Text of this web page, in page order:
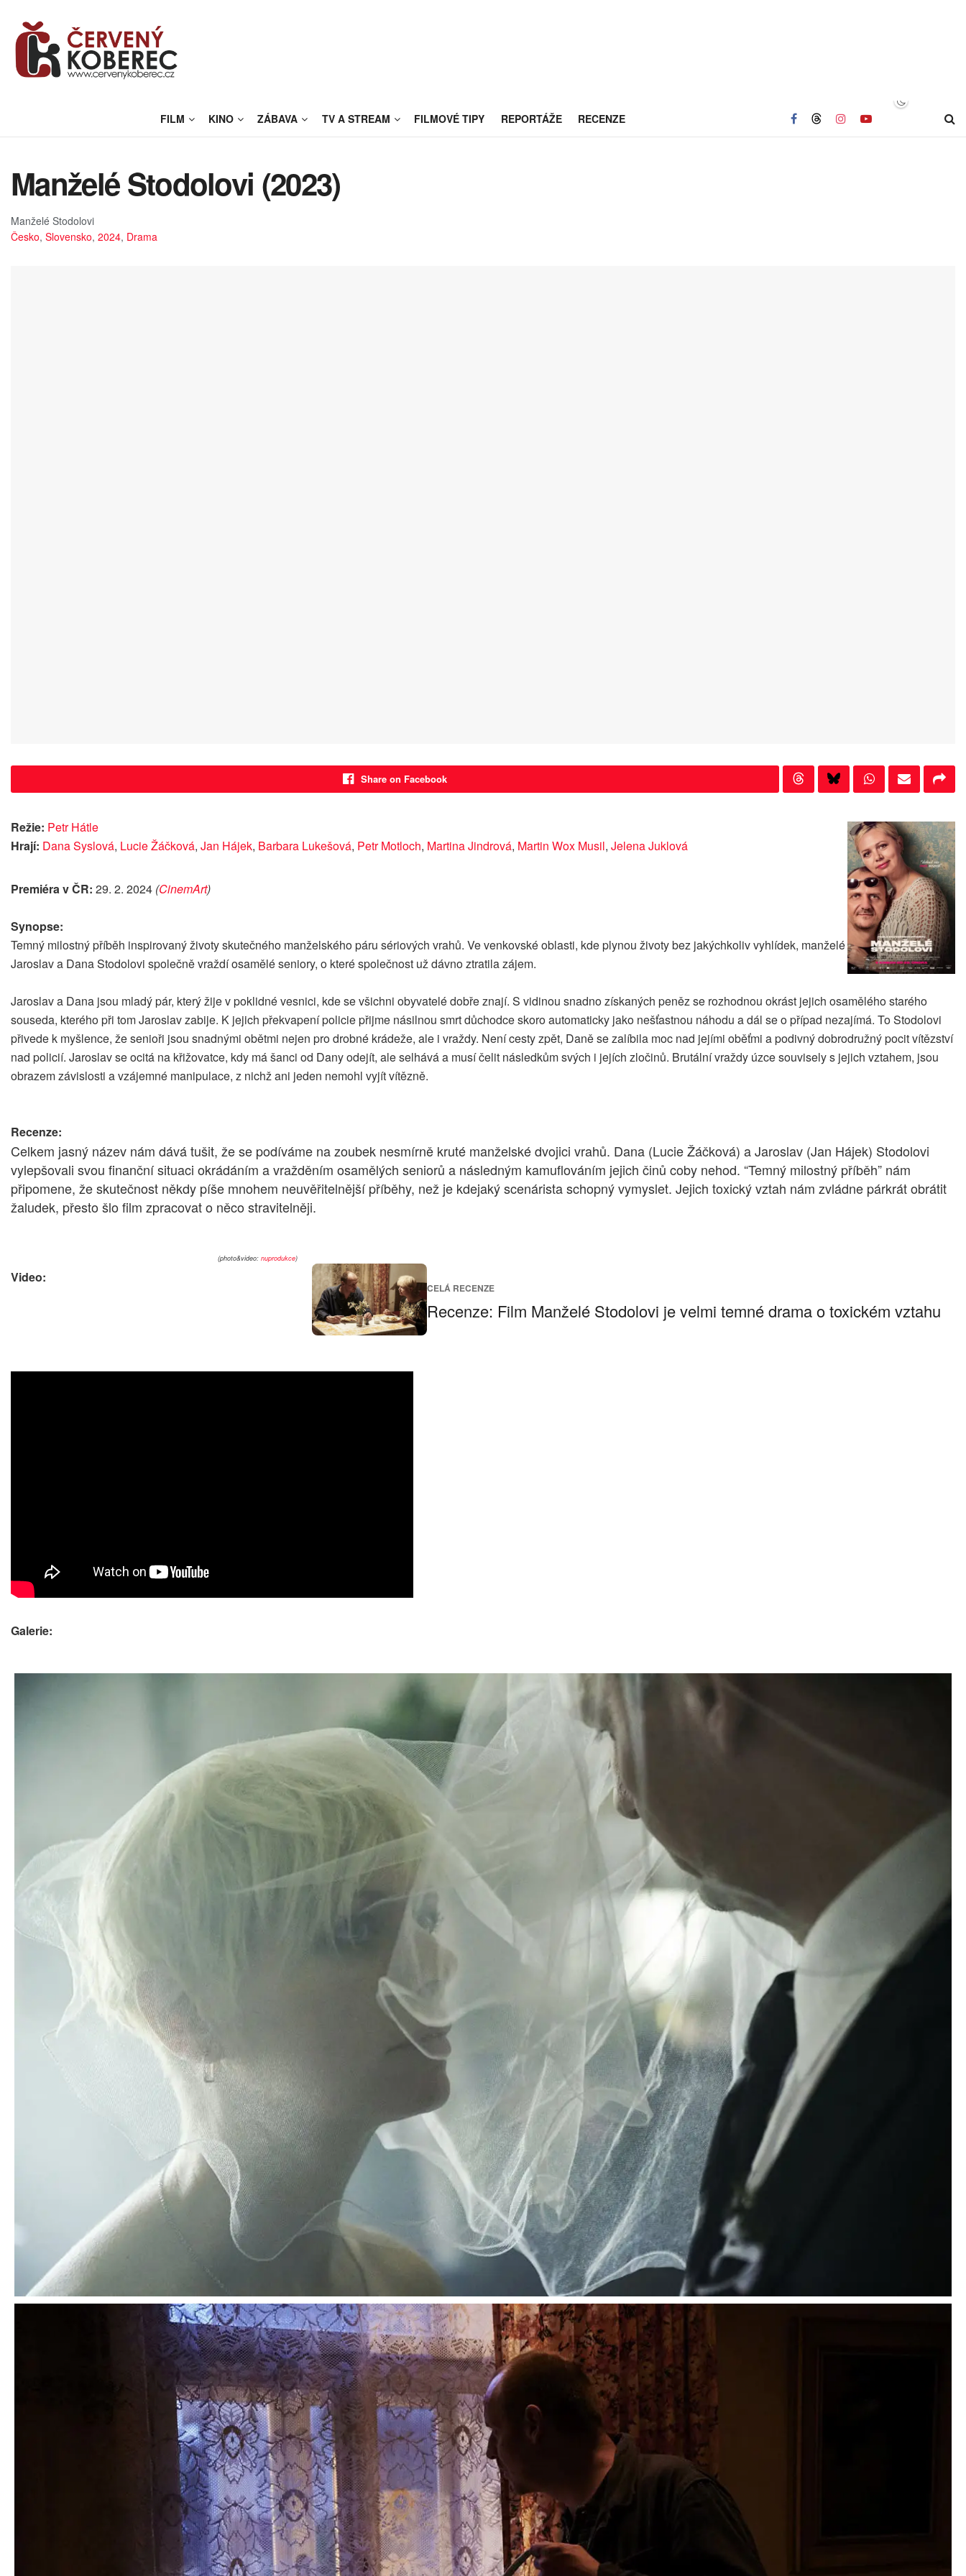
FILM KINO ZÁBAVA TV A STREAM FILMOVÉ TIPY REPORTÁŽE RECENZE
Manželé Stodolovi (2023)
Manželé Stodolovi
Česko, Slovensko, 2024, Drama
Share on Facebook
Režie: Petr Hátle
Hrají: Dana Syslová, Lucie Žáčková, Jan Hájek, Barbara Lukešová, Petr Motloch, Martina Jindrová, Martin Wox Musil, Jelena Juklová
Premiéra v ČR: 29. 2. 2024 (CinemArt)
Synopse:
Temný milostný příběh inspirovaný životy skutečného manželského páru sériových vrahů. Ve venkovské oblasti, kde plynou životy bez jakýchkoliv vyhlídek, manželé
Jaroslav a Dana Stodolovi společně vraždí osamělé seniory, o které společnost už dávno ztratila zájem.
Jaroslav a Dana jsou mladý pár, který žije v poklidné vesnici, kde se všichni obyvatelé dobře znají. S vidinou snadno získaných peněz se rozhodnou okrást jejich osamělého starého
souseda, kterého při tom Jaroslav zabije. K jejich překvapení policie přijme násilnou smrt důchodce skoro automaticky jako nešťastnou náhodu a dál se o případ nezajímá. To Stodolovi
přivede k myšlence, že senioři jsou snadnými obětmi nejen pro drobné krádeže, ale i vraždy. Není cesty zpět, Daně se zalíbila moc nad jejími oběťmi a podivný dobrodružný pocit vítězství
nad policií. Jaroslav se ocitá na křižovatce, kdy má šanci od Dany odejít, ale selhává a musí čelit následkům svých i jejích zločinů. Brutální vraždy úzce souvisely s jejich vztahem, jsou
obrazem závislosti a vzájemné manipulace, z nichž ani jeden nemohl vyjít vítězně.
Recenze:
Celkem jasný název nám dává tušit, že se podíváme na zoubek nesmírně kruté manželské dvojici vrahů. Dana (Lucie Žáčková) a Jaroslav (Jan Hájek) Stodolovi
vylepšovali svou finanční situaci okrádáním a vražděním osamělých seniorů a následným kamuflováním jejich činů coby nehod. “Temný milostný příběh” nám
připomene, že skutečnost někdy píše mnohem neuvěřitelnější příběhy, než je kdejaký scenárista schopný vymyslet. Jejich toxický vztah nám zvládne párkrát obrátit
žaludek, přesto šlo film zpracovat o něco stravitelněji.
CELÁ RECENZE
Recenze: Film Manželé Stodolovi je velmi temné drama o toxickém vztahu
(photo&video: nuprodukce)
Video:
Galerie: